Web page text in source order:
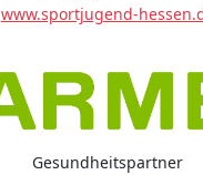
www.sportjugend-
Gesundheitspartner